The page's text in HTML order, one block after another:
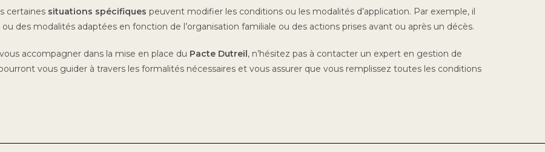
certaines situations spécifiques peuvent modifier les conditions ou les modalités d’application. Par exemple, il
des modalités adaptées en fonction de l’organisation familiale ou des actions prises avant ou après un décès.
accompagner dans la mise en place du Pacte Dutreil, n’hésitez pas à contacter un expert en gestion de
vous guider à travers les formalités nécessaires et vous assurer que vous remplissez toutes les conditions